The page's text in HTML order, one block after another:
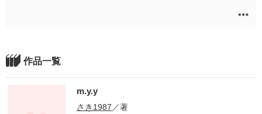
作品一覧
m.y.y
さき1987 ／著